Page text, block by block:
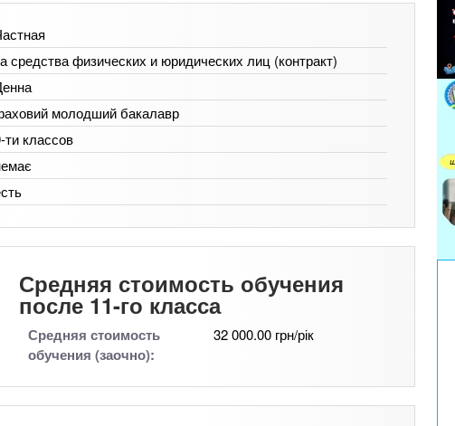
средства физических и юридических лиц (контракт)
молодший бакалавр
ти классов
Средняя стоимость обучения
после 11-го класса
Средняя стоимость
обучения (заочно):
32 000.00 грн/рік